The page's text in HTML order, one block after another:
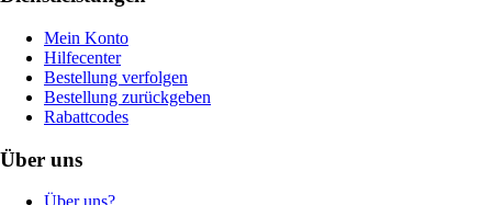
Mein Konto
Hilfecenter
Bestellung verfolgen
Bestellung zurückgeben
Rabattcodes
Über uns